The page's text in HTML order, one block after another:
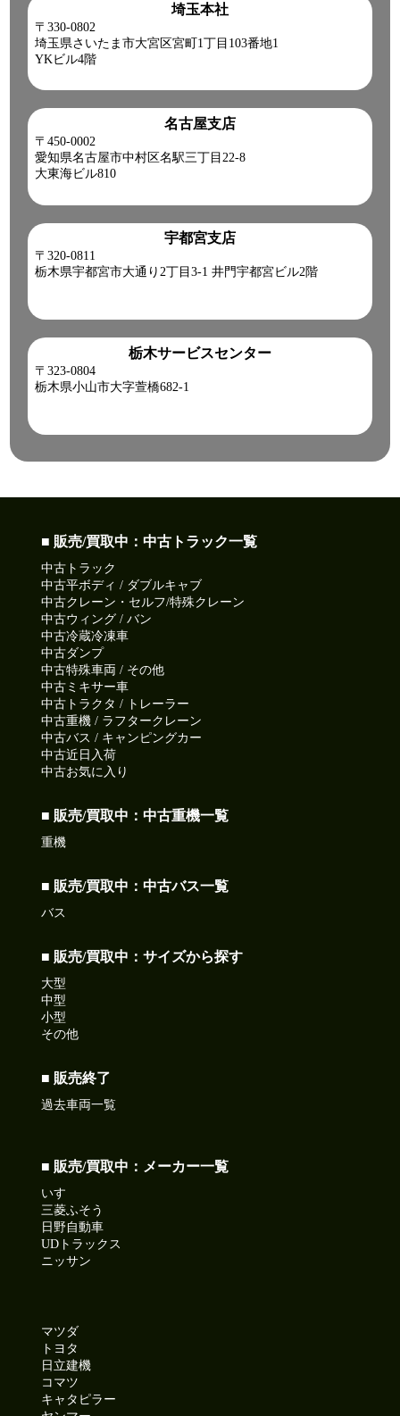
埼玉本社
〒330-0802
埼玉県さいたま市大宮区宮町1丁目103番地1
YKビル4階
名古屋支店
〒450-0002
愛知県名古屋市中村区名駅三丁目22-8
大東海ビル810
宇都宮支店
〒320-0811
栃木県宇都宮市大通り2丁目3-1 井門宇都宮ビル2階
栃木サービスセンター
〒323-0804
栃木県小山市大字萱橋682-1
■ 販売/買取中：中古トラック一覧
中古トラック
中古平ボディ / ダブルキャブ
中古クレーン・セルフ/特殊クレーン
中古ウィング / バン
中古冷蔵冷凍車
中古ダンプ
中古特殊車両 / その他
中古ミキサー車
中古トラクタ / トレーラー
中古重機 / ラフタークレーン
中古バス / キャンピングカー
中古近日入荷
中古お気に入り
■ 販売/買取中：中古重機一覧
重機
■ 販売/買取中：中古バス一覧
バス
■ 販売/買取中：サイズから探す
大型
中型
小型
その他
■ 販売終了
過去車両一覧
■ 販売/買取中：メーカー一覧
いすゞ
三菱ふそう
日野自動車
UDトラックス
ニッサン
マツダ
トヨタ
日立建機
コマツ
キャタピラー